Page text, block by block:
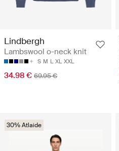
Lindbergh
Lambswool o-neck knit
S M L XL XXL
34.98 € 69.95 €
30% Atlaide